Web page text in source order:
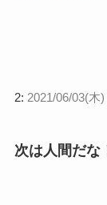
2: 2021/06/03(木
次は人間だな